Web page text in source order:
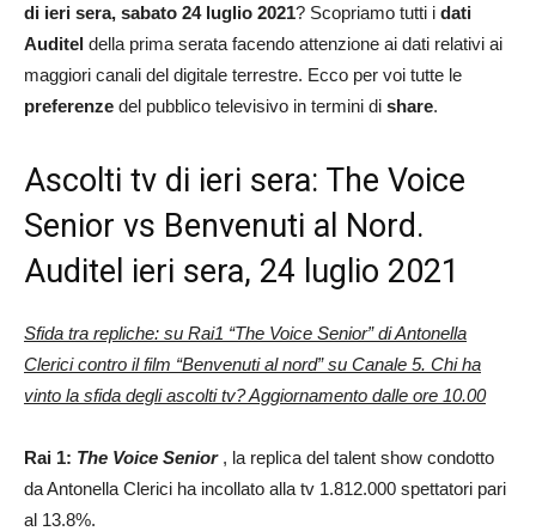
di ieri sera, sabato 24 luglio 2021? Scopriamo tutti i dati
Auditel della prima serata facendo attenzione ai dati relativi ai
maggiori canali del digitale terrestre. Ecco per voi tutte le
preferenze del pubblico televisivo in termini di share.
Ascolti tv di ieri sera: The Voice
Senior vs Benvenuti al Nord.
Auditel ieri sera, 24 luglio 2021
Sfida tra repliche: su Rai1 “The Voice Senior” di Antonella
Clerici contro il film “Benvenuti al nord” su Canale 5. Chi ha
vinto la sfida degli ascolti tv? Aggiornamento dalle ore 10.00
Rai 1: The Voice Senior , la replica del talent show condotto
da Antonella Clerici ha incollato alla tv 1.812.000 spettatori pari
al 13.8%.